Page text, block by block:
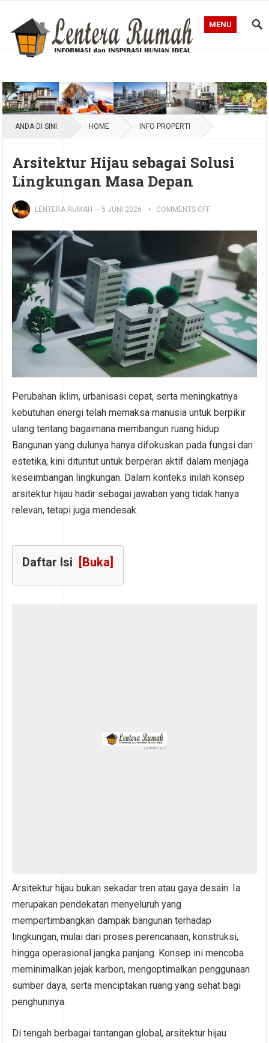
MENU
ANDA DI SINI: HOME INFO PROPERTI
Arsitektur Hijau sebagai Solusi
Lingkungan Masa Depan
LENTERA RUMAH — 5 JUNI 2026 COMMENTS OFF
Perubahan iklim, urbanisasi cepat, serta meningkatnya
kebutuhan energi telah memaksa manusia untuk berpikir
ulang tentang bagaimana membangun ruang hidup.
Bangunan yang dulunya hanya difokuskan pada fungsi dan
estetika, kini dituntut untuk berperan aktif dalam menjaga
keseimbangan lingkungan. Dalam konteks inilah konsep
arsitektur hijau hadir sebagai jawaban yang tidak hanya
relevan, tetapi juga mendesak.
Daftar Isi [Buka]
Arsitektur hijau bukan sekadar tren atau gaya desain. Ia
merupakan pendekatan menyeluruh yang
mempertimbangkan dampak bangunan terhadap
lingkungan, mulai dari proses perencanaan, konstruksi,
hingga operasional jangka panjang. Konsep ini mencoba
meminimalkan jejak karbon, mengoptimalkan penggunaan
sumber daya, serta menciptakan ruang yang sehat bagi
penghuninya.
Di tengah berbagai tantangan global, arsitektur hijau